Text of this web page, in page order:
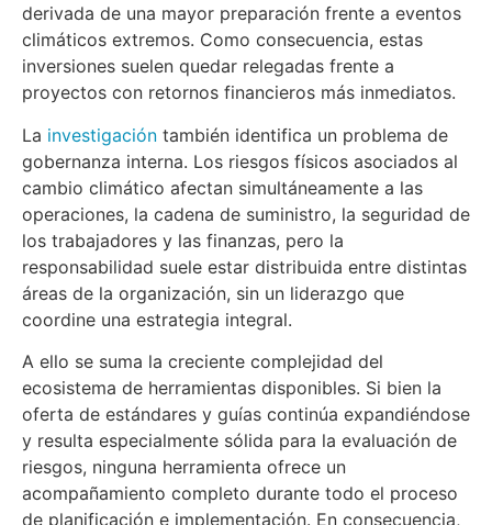
derivada de una mayor preparación frente a eventos
climáticos extremos. Como consecuencia, estas
inversiones suelen quedar relegadas frente a
proyectos con retornos financieros más inmediatos.
La investigación también identifica un problema de
gobernanza interna. Los riesgos físicos asociados al
cambio climático afectan simultáneamente a las
operaciones, la cadena de suministro, la seguridad de
los trabajadores y las finanzas, pero la
responsabilidad suele estar distribuida entre distintas
áreas de la organización, sin un liderazgo que
coordine una estrategia integral.
A ello se suma la creciente complejidad del
ecosistema de herramientas disponibles. Si bien la
oferta de estándares y guías continúa expandiéndose
y resulta especialmente sólida para la evaluación de
riesgos, ninguna herramienta ofrece un
acompañamiento completo durante todo el proceso
de planificación e implementación. En consecuencia,